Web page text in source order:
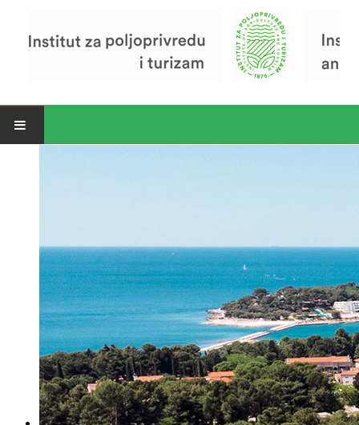
Zavod za poljoprivredu i prehranu
Zavod za ekonomiku i razvoj poljoprivrede
Zavod za turizam
Pokusno poljoprivredno imanje
Zaposlenici
Euraxess
Misija i vizija
Upravno Vijeće
Rad Upravnog vijeća
Znanstveno Vijeće